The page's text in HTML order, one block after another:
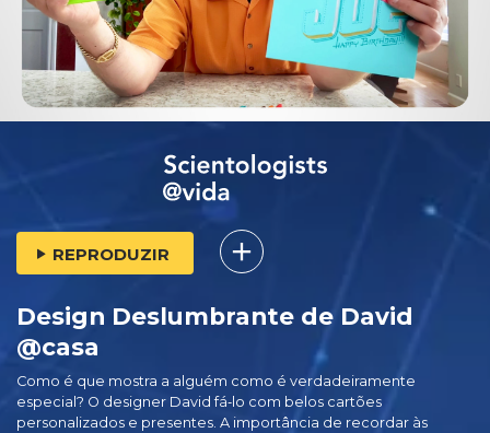
REPRODUZIR
Design Deslumbrante de David
@casa
Como é que mostra a alguém como é verdadeiramente
especial? O designer David fá‑lo com belos cartões
personalizados e presentes. A importância de recordar às